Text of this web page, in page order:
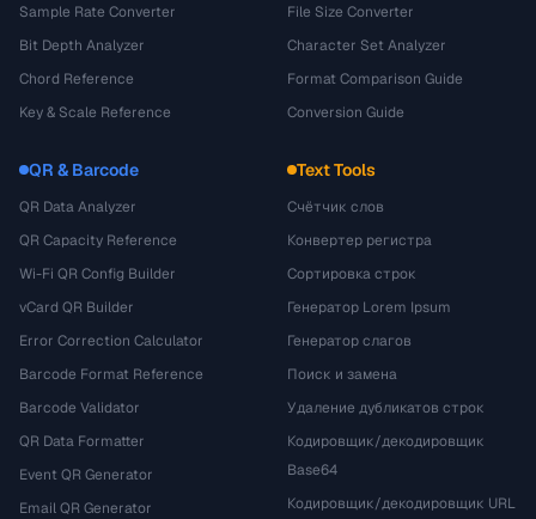
Sample Rate Converter
Bit Depth Analyzer
Chord Reference
Key & Scale Reference
File Size Converter
Character Set Analyzer
Format Comparison Guide
Conversion Guide
QR & Barcode
QR Data Analyzer
QR Capacity Reference
Wi-Fi QR Config Builder
vCard QR Builder
Error Correction Calculator
Barcode Format Reference
Barcode Validator
QR Data Formatter
Event QR Generator
Email QR Generator
Text Tools
Счётчик слов
Конвертер регистра
Сортировка строк
Генератор Lorem Ipsum
Генератор слагов
Поиск и замена
Удаление дубликатов строк
Кодировщик/декодировщик
Base64
Кодировщик/декодировщик URL